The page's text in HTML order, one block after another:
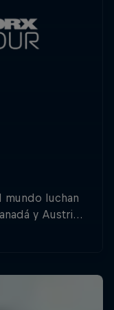
mundo luchan
y Austria